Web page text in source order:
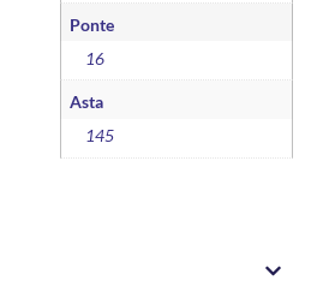
Ponte
16
Asta
145